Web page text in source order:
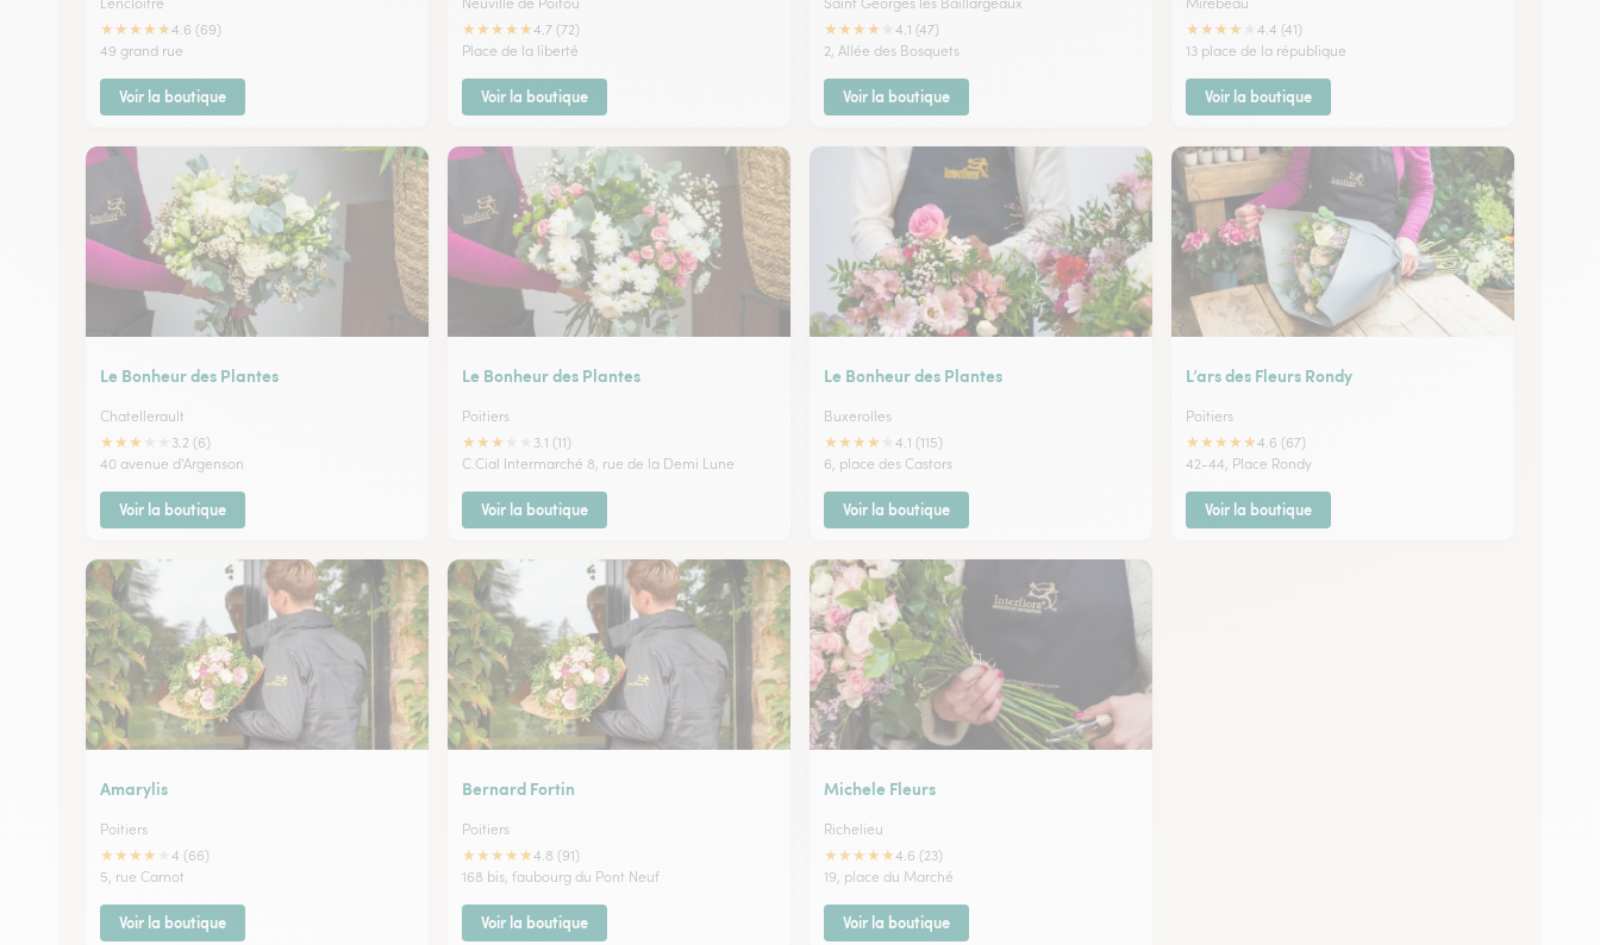
★★★★★4.6 (69)
49 grand rue
Voir la boutique
★★★★★4.7 (72)
Place de la liberté
Voir la boutique
★★★★
4.1 (47)
2, Allée des Bosquets
Voir la boutique
★★★★
4.4 (41)
13 place de la république
Voir la boutique
Le Bonheur des Plantes
Chatellerault
★★★
3.2 (6)
40 avenue d'Argenson
Voir la boutique
Le Bonheur des Plantes
Poitiers
★★★
3.1 (11)
C.Cial Intermarché 8, rue de la Demi Lune
Voir la boutique
Le Bonheur des Plantes
Buxerolles
★★★★
4.1 (115)
6, place des Castors
Voir la boutique
L’ars des Fleurs Rondy
Poitiers
★★★★★4.6 (67)
42-44, Place Rondy
Voir la boutique
Amarylis
Poitiers
★★★★
4 (66)
5, rue Carnot
Voir la boutique
Bernard Fortin
Poitiers
★★★★★4.8 (91)
168 bis, faubourg du Pont Neuf
Voir la boutique
Michele Fleurs
Richelieu
★★★★★4.6 (23)
19, place du Marché
Voir la boutique